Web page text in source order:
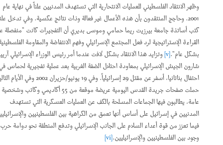
وظهر الانتقاد الفلسطيني للعمليات الانتحارية التي تستهدف المدنيين علناً في نهاية عام
2001. وحاجج المنتقدون بأن هذه الأعمال غير فعالة وذات نتائج عكسية. وفي تدخل علني،
كتب أساتذة جامعة بيرزيت ريما حمامي وموسى بديري أن التفجيرات كانت "منفصلة عن
القراءة الإستراتيجية لرد فعل المجتمع الإسرائيلي وفهم الانتفاضة والمقاومة الفلسطينية
بشكل عام".[v] وتزايد هذا الانتقاد بشكل لافت عندما أمر رئيس الوزراء الإسرائيلي آرييل
شارون الجيش الإسرائيلي بمعاودة احتلال الضفة الغربية بعد عملية تفجيرية لحماس في
احتفال بناتانيا، أسفر عن مقتل 29 إسرائيلياً. وفي 19 يونيو/حزيران 2002 وفي الأيام التالية،
حملت صفحات جريدة القدس اليومية عريضة موقعة من 55 أكاديمي وكاتب وشخصية
عامة، يطالبون فيها الجماعات المسلحة بالكف عن العمليات العسكرية التي تستهدف
المدنيين في إسرائيل على أساس أنها تعمق من الكراهية بين الفلسطينيين والإسرائيليين،
فيما تعزز من قوة أعداء السلام على الجانب الإسرائيلي وتدفع المنطقة نحو دوامة حرب
وجود بين الفلسطينيين والإسرائيليين.[vi]